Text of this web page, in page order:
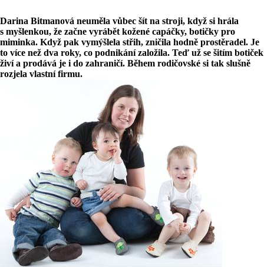
Darina Bitmanová neuměla vůbec šít na stroji, když si hrála
s myšlenkou, že začne vyrábět kožené capáčky, botičky pro
miminka. Když pak vymýšlela střih, zničila hodně prostěradel. Je
to více než dva roky, co podnikání založila. Teď už se šitím botiček
živí a prodává je i do zahraničí. Během rodičovské si tak slušně
rozjela vlastní firmu.